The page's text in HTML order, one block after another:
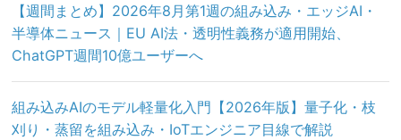
【週間まとめ】2026年8月第1週の組み込み・エッジAI・
半導体ニュース｜EU AI法・透明性義務が適用開始、
ChatGPT週間10億ユーザーへ
組み込みAIのモデル軽量化入門【2026年版】量子化・枝
刈り・蒸留を組み込み・IoTエンジニア目線で解説